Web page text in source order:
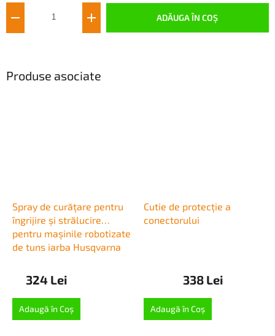
ADĂUGA ÎN COŞ
Produse asociate
Spray de curățare pentru
îngrijire și strălucire
pentru mașinile robotizate
de tuns iarba Husqvarna
324 Lei
Adaugă în Coş
Cutie de protecție a
conectorului
338 Lei
Adaugă în Coş